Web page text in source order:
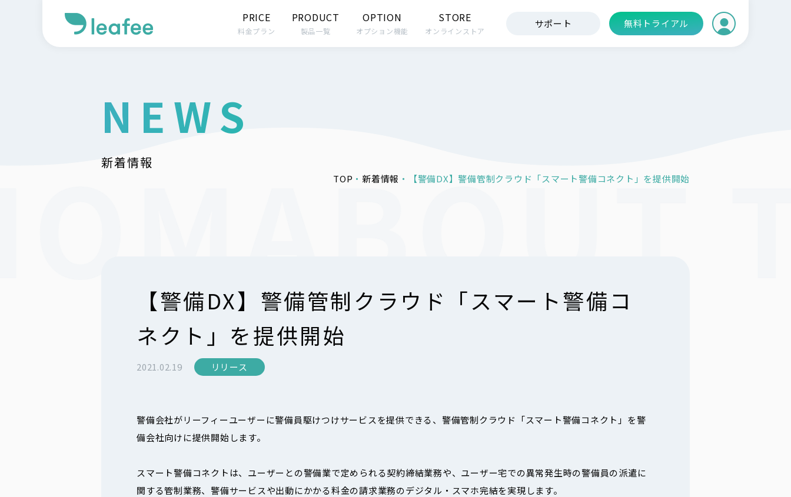
PRICE
料金プラン
PRODUCT
製品一覧
OPTION
オプション機能
STORE
オンラインストア
サポート 無料トライアル
NEWS
新着情報
TOP 新着情報 【警備DX】警備管制クラウド「スマート警備コネクト」を提供開始
【警備DX】警備管制クラウド「スマート警備コ
ネクト」を提供開始
2021.02.19 リリース
警備会社がリーフィーユーザーに警備員駆けつけサービスを提供できる、警備管制クラウド「スマート警備コネクト」を警
備会社向けに提供開始します。
スマート警備コネクトは、ユーザーとの警備業で定められる契約締結業務や、ユーザー宅での異常発生時の警備員の派遣に
関する管制業務、警備サービスや出動にかかる料金の請求業務のデジタル・スマホ完結を実現します。